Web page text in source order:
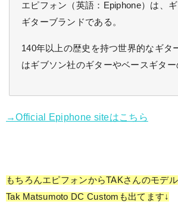
エピフォン（英語：Epiphone）は、
ギターブランドである。
140年以上の歴史を持つ世界的なギタ
はギブソン社のギターやベースギター
→Official Epiphone siteはこちら
もちろんエピフォンからTAKさんのモデル
Tak Matsumoto DC Customも出てます↓